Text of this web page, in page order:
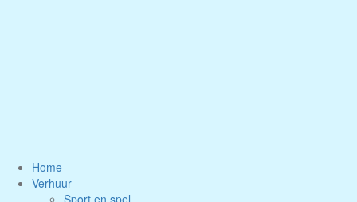
Home
Verhuur
Sport en spel